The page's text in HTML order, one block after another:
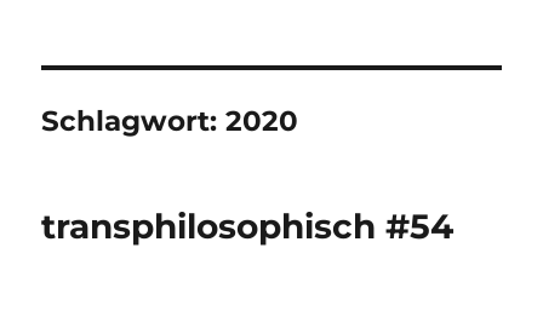
Schlagwort:2020
transphilosophisch #54